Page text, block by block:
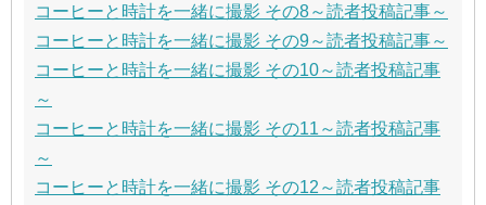
コーヒーと時計を一緒に撮影 その8～読者投稿記事～
コーヒーと時計を一緒に撮影 その9～読者投稿記事～
コーヒーと時計を一緒に撮影 その10～読者投稿記事
～
コーヒーと時計を一緒に撮影 その11～読者投稿記事
～
コーヒーと時計を一緒に撮影 その12～読者投稿記事